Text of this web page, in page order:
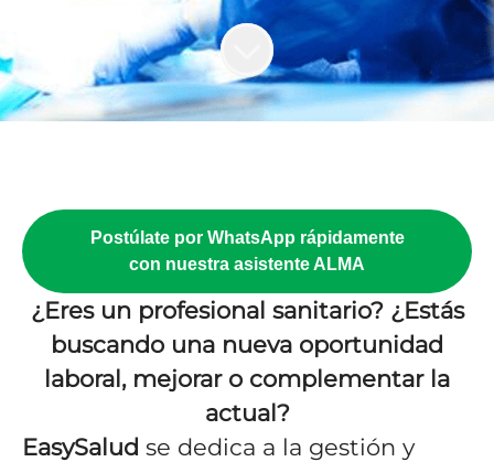
Postúlate por WhatsApp rápidamente
con nuestra asistente ALMA
¿Eres un profesional sanitario? ¿Estás
buscando una nueva oportunidad
laboral, mejorar o complementar la
actual?
EasySalud se dedica a la gestión y